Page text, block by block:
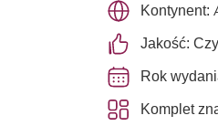
Kontynent:
Jakość:
Rok
Komplet